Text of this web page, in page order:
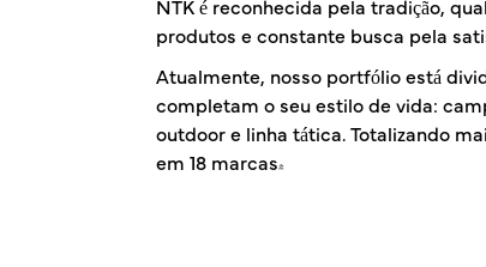
NTK é reconhecida pela tradição,
produtos e constante busca pela
Atualmente, nosso portfólio está
completam o seu estilo de vida:
outdoor e linha tática. Totalizando
em 18 marcas!